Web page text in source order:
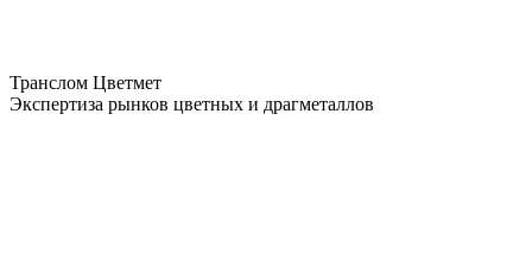
Транслом Цветмет
Экспертиза рынков цветных и драгметаллов